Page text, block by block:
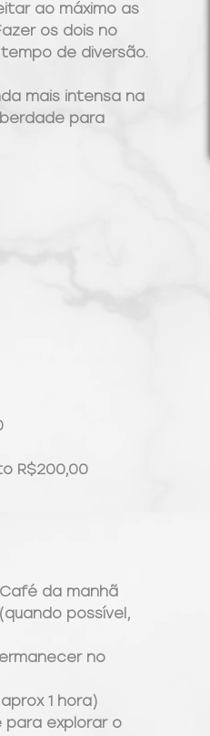
ao máximo as
os dois no
de diversão.
mais intensa na
para
R$200,00
da manhã
possível,
no
1 hora)
para explorar o